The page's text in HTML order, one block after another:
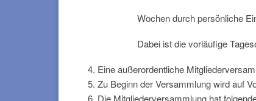
Wochen durch persönliche
Dabei ist die vorläufige
4. Eine außerordentliche
5. Zu Beginn der Versammlung wird auf
6. Die Mitgliederversammlung hat